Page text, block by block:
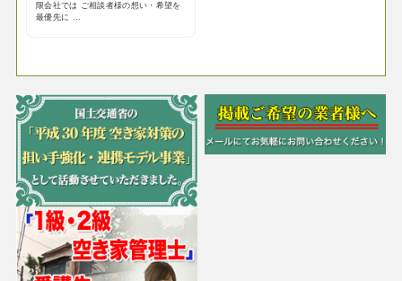
限会社では ご相談者様の想い・希望を
最優先に ...